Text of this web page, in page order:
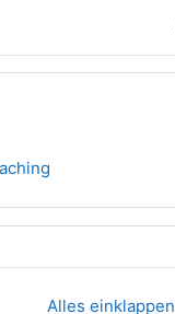
Alles einklappen